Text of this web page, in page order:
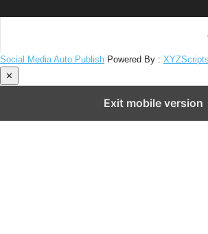
Social Media Auto Publish Powered By :
✕
Exit mobile version